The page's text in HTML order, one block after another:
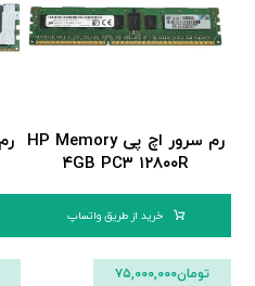
رم سرور اچ پی HP Memory
۴GB PC۳ ۱۲۸۰۰R
خرید از طریق واتساپ
تومان۷۵,۰۰۰,۰۰۰